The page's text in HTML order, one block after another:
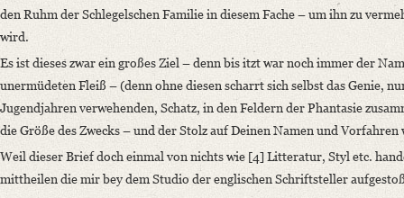
den Ruhm der Schlegelschen Familie in diesem Fache – um ihn zu
wird.
Es ist dieses zwar ein großes Ziel – denn bis itzt war noch immer der
unermüdeten Fleiß – (denn ohne diesen scharrt sich selbst das Genie,
Jugendjahren verwehenden, Schatz, in den Feldern der Phantasie
die Größe des Zwecks – und der Stolz auf Deinen Namen und
Weil dieser Brief doch einmal von nichts wie [4] Litteratur, Styl etc.
mittheilen die mir bey dem Studio der englischen Schriftsteller